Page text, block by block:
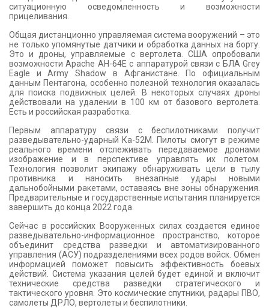
ситуационную осведомленность и возможности
прицеливания.
Общая дистанционно управляемая система вооружений – это
не только упомянутые датчики и обработка данных на борту.
Это и дроны, управляемые с вертолета. США опробовали
возможности Apache AH-64E с аппаратурой связи с БЛА Grey
Eagle и Army Shadow в Афганистане. По официальным
данным Пентагона, особенно полезной технология оказалась
для поиска подвижных целей. В некоторых случаях дроны
действовали на удалении в 100 км от базового вертолета.
Есть и российская разработка.
Первым аппаратуру связи с беспилотниками получит
разведывательно-ударный Ка-52М. Пилоты смогут в режиме
реального времени отслеживать передаваемое дронами
изображение и в перспективе управлять их полетом.
Технология позволит экипажу обнаруживать цели в тылу
противника и наносить внезапные удары новыми
дальнобойными ракетами, оставаясь вне зоны обнаружения.
Предварительные и государственные испытания планируется
завершить до конца 2022 года.
Сейчас в российских Вооруженных силах создается единое
разведывательно-информационное пространство, которое
объединит средства разведки и автоматизированного
управления (АСУ) подразделениями всех родов войск. Обмен
информацией поможет повысить эффективность боевых
действий. Система указания целей будет единой и включит
технические средства разведки стратегического и
тактического уровня. Это космические спутники, радары ПВО,
самолеты ДРЛО, вертолеты и беспилотники.